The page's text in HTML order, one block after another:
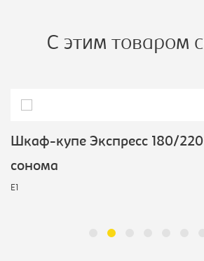
С этим товаром
Шкаф-купе Экспресс 180/
сонома
E1